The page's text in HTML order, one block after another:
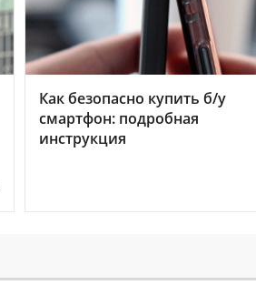
Как безопасно купить б/у
смартфон: подробная
инструкция